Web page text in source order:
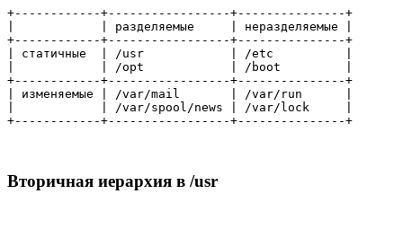
+------------+-----------------+---------------+
|            | разделяемые     | неразделяемые |
+------------+-----------------+---------------+
| статичные  | /usr            | /etc          |
|            | /opt            | /boot         |
+------------+-----------------+---------------+
| изменяемые | /var/mail       | /var/run      |
|            | /var/spool/news | /var/lock     |
+------------+-----------------+---------------+
Вторичная иерархия в /usr